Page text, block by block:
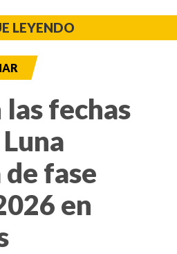
LEYENDO
las fechas
fase
en